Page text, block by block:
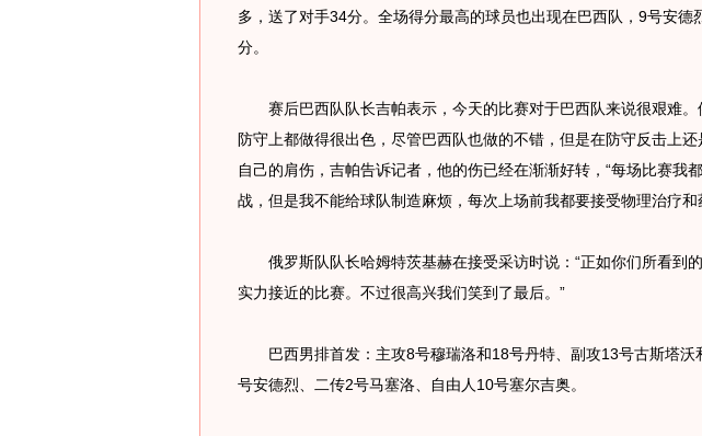
多，送了对手34分。全场得分最高的球员也出现在巴西队，9号安德
分。
赛后巴西队队长吉帕表示，今天的比赛对于巴西队来说很艰难。
防守上都做得很出色，尽管巴西队也做的不错，但是在防守反击上还
自己的肩伤，吉帕告诉记者，他的伤已经在渐渐好转，“每场比赛我
战，但是我不能给球队制造麻烦，每次上场前我都要接受物理治疗和
俄罗斯队队长哈姆特茨基赫在接受采访时说：“正如你们所看到
实力接近的比赛。不过很高兴我们笑到了最后。”
巴西男排首发：主攻8号穆瑞洛和18号丹特、副攻13号古斯塔沃
号安德烈、二传2号马塞洛、自由人10号塞尔吉奥。